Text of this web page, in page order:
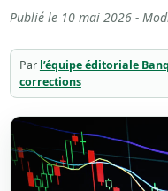
Publié le 10 mai 2026-
Par l’équipe éditoriale
corrections